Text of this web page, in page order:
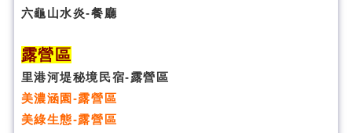
六龜山水炎-餐廳
露營區
里港河堤秘境民宿-露營區
美濃涵園-露營區
美綠生態-露營區